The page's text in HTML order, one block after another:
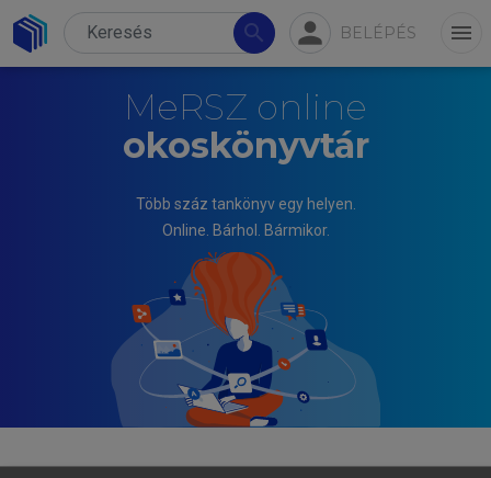
search person BELÉPÉS menu
MeRSZ online
okoskönyvtár
Több száz tankönyv egy helyen.
Online. Bárhol. Bármikor.